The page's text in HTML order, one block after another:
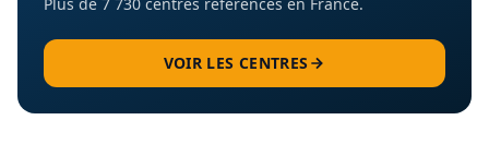
Plus de 7 730 centres référencés en France.
VOIR LES CENTRES